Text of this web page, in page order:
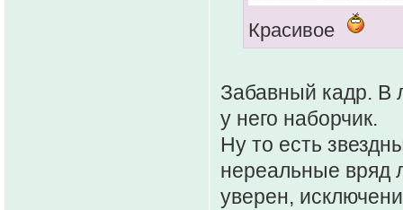
Красивое
Забавный кадр. В
у него наборчик.
Ну то есть
нереальные вряд
уверен,